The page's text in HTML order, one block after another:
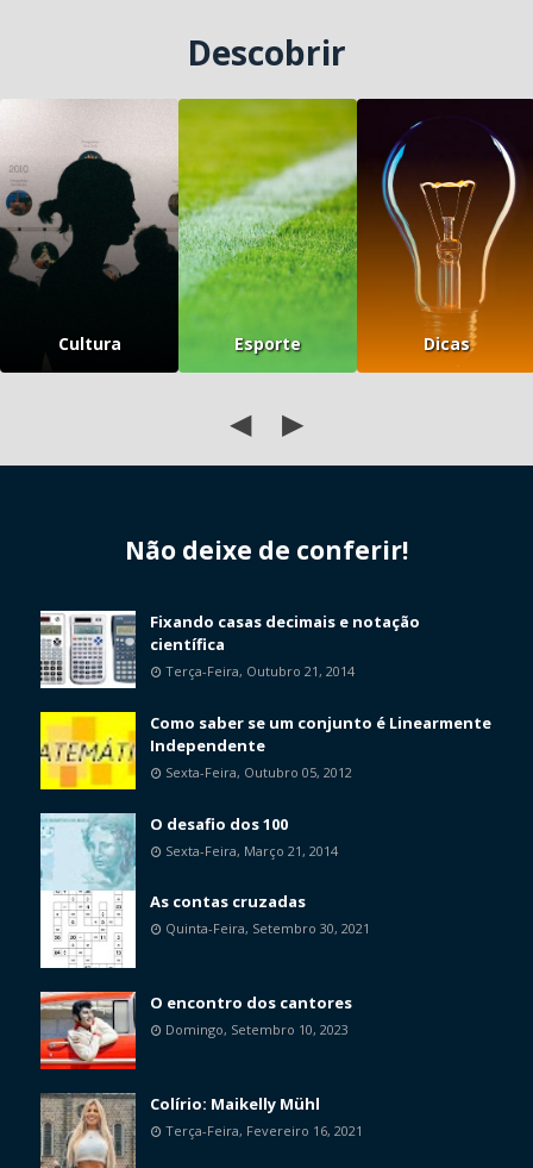
Descobrir
Cultura Esporte Dicas
◀ ▶
Não deixe de conferir!
Fixando casas decimais e notação
científica
Terça-Feira, Outubro 21, 2014
Como saber se um conjunto é Linearmente
Independente
Sexta-Feira, Outubro 05, 2012
O desafio dos 100
Sexta-Feira, Março 21, 2014
As contas cruzadas
Quinta-Feira, Setembro 30, 2021
O encontro dos cantores
Domingo, Setembro 10, 2023
Colírio: Maikelly Mühl
Terça-Feira, Fevereiro 16, 2021